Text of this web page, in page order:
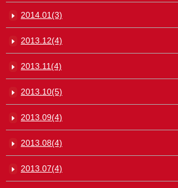
2014.01(3)
2013.12(4)
2013.11(4)
2013.10(5)
2013.09(4)
2013.08(4)
2013.07(4)